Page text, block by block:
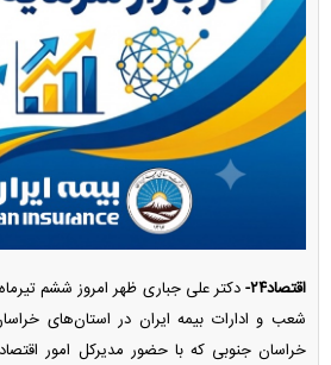
اقتصاد۲۴-
دکتر علی جباری ظهر امروز ششم
شعب و ادارات بیمه ایران در استان‌های
خراسان جنوبی که با حضور مدیرکل امور